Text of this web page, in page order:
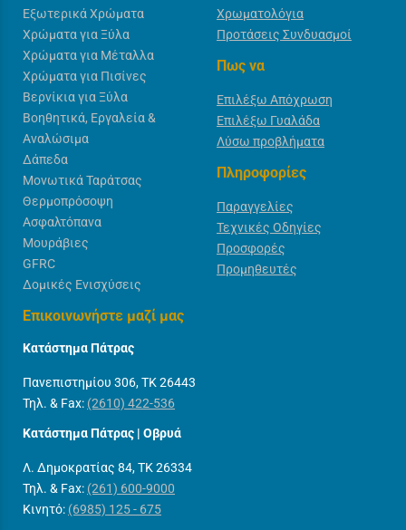
Εξωτερικά Χρώματα
Χρώματα για Ξύλα
Χρώματα για Μέταλλα
Χρώματα για Πισίνες
Βερνίκια για Ξύλα
Βοηθητικά, Εργαλεία &
Αναλώσιμα
Δάπεδα
Μονωτικά Ταράτσας
Θερμοπρόσοψη
Ασφαλτόπανα
Μουράβιες
GFRC
Δομικές Ενισχύσεις
Χρωματολόγια
Προτάσεις Συνδυασμοί
Πως να
Επιλέξω Απόχρωση
Επιλέξω Γυαλάδα
Λύσω προβλήματα
Πληροφορίες
Παραγγελίες
Τεχνικές Οδηγίες
Προσφορές
Προμηθευτές
Επικοινωνήστε μαζί μας
Κατάστημα Πάτρας
Πανεπιστημίου 306, ΤΚ 26443
Τηλ. & Fax: (2610) 422-536
Κατάστημα Πάτρας | Οβρυά
Λ. Δημοκρατίας 84, ΤΚ 26334
Τηλ. & Fax: (261) 600-9000
Κινητό: (6985) 125 - 675